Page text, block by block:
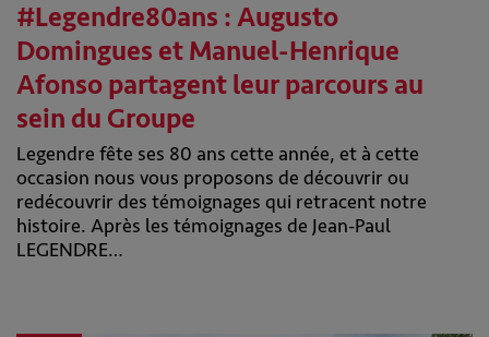
#Legendre80ans : Augusto
Domingues et Manuel-Henrique
Afonso partagent leur parcours au
sein du Groupe
Legendre fête ses 80 ans cette année, et à cette
occasion nous vous proposons de découvrir ou
redécouvrir des témoignages qui retracent notre
histoire. Après les témoignages de Jean-Paul
LEGENDRE…